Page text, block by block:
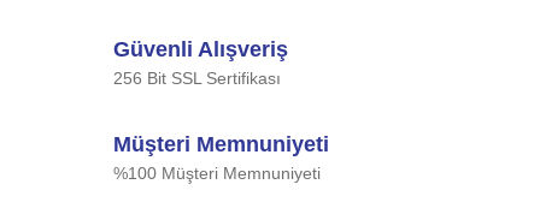
Güvenli Alışveriş
256 Bit SSL Sertifikası
Müşteri Memnuniyeti
%100 Müşteri Memnuniyeti